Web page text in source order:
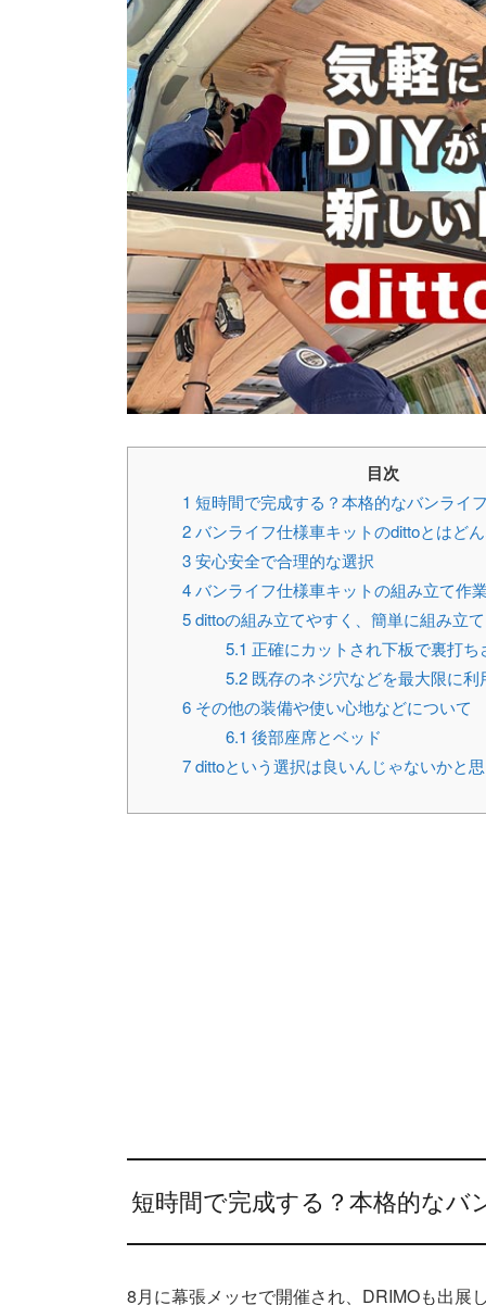
目次
1 短時間で完成する？本格的なバンライ
2バンライフ仕様車キットのdittoとはど
3安心安全で合理的な選択
4バンライフ仕様車キットの組み立て作
5dittoの組み立てやすく、簡単に組み立
5.1 正確にカットされ下板で裏打
5.2 既存のネジ穴などを最大限に利
6 その他の装備や使い心地などについて
6.1 後部座席とベッド
7dittoという選択は良いんじゃないかと
短時間で完成する？本格的な
8月に幕張メッセで開催され、DRIMOも出展